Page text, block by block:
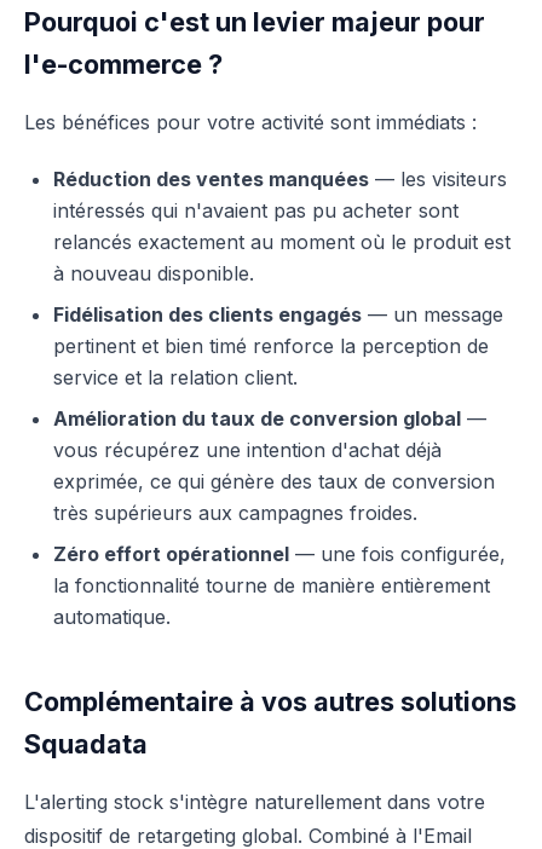
Pourquoi c'est un levier majeur pour
l'e-commerce ?
Les bénéfices pour votre activité sont immédiats :
Réduction des ventes manquées — les visiteurs
intéressés qui n'avaient pas pu acheter sont
relancés exactement au moment où le produit est
à nouveau disponible.
Fidélisation des clients engagés — un message
pertinent et bien timé renforce la perception de
service et la relation client.
Amélioration du taux de conversion global —
vous récupérez une intention d'achat déjà
exprimée, ce qui génère des taux de conversion
très supérieurs aux campagnes froides.
Zéro effort opérationnel — une fois configurée,
la fonctionnalité tourne de manière entièrement
automatique.
Complémentaire à vos autres solutions
Squadata
L'alerting stock s'intègre naturellement dans votre
dispositif de retargeting global. Combiné à l'Email